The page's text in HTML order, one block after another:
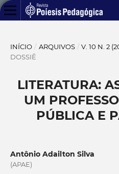
INÍCIO / ARQUIVOS / V. 10 N. 2
DOSSIÊ
LITERATURA:
UM
PÚBLICA E
Antônio Adailton Silva
(APAE)